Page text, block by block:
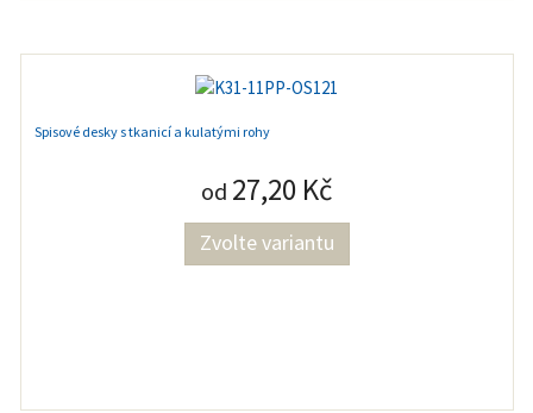
Spisové desky s tkanicí a kulatými rohy
od 27,20 Kč
Zvolte variantu